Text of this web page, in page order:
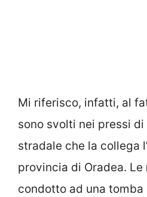
Mi riferisco, infatti, al
sono svolti nei pressi
stradale che la collega
provincia di Oradea. Le
condotto ad una